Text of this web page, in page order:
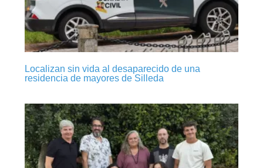
Localizan sin vida al desaparecido de una
residencia de mayores de Silleda